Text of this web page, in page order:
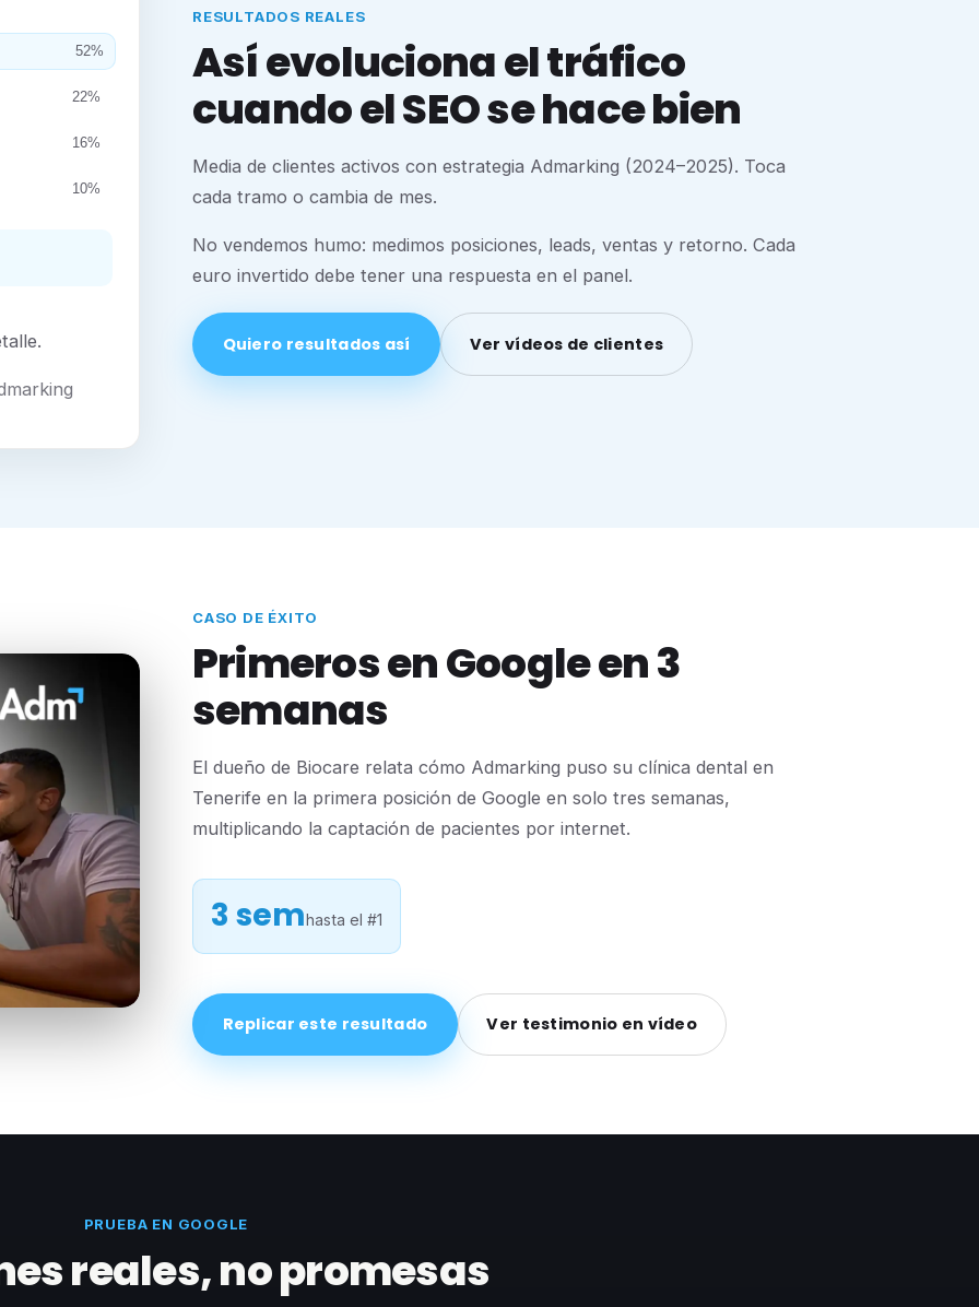
52%
22%
16%
10%
RESULTADOS REALES
Así evoluciona el tráfico
cuando el SEO se hace bien
Media de clientes activos con estrategia Admarking (2024–2025). Toca
cada tramo o cambia de mes.
No vendemos humo: medimos posiciones, leads, ventas y retorno. Cada
euro invertido debe tener una respuesta en el panel.
Quiero resultados así Ver vídeos de clientes
CASO DE ÉXITO
Primeros en Google en 3
semanas
El dueño de Biocare relata cómo Admarking puso su clínica dental en
Tenerife en la primera posición de Google en solo tres semanas,
multiplicando la captación de pacientes por internet.
3 semhasta el #1
Replicar este resultado Ver testimonio en vídeo
PRUEBA EN GOOGLE
reales, no promesas